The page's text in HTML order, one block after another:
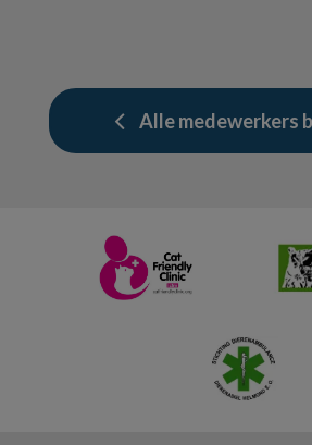
Alle medewerkers